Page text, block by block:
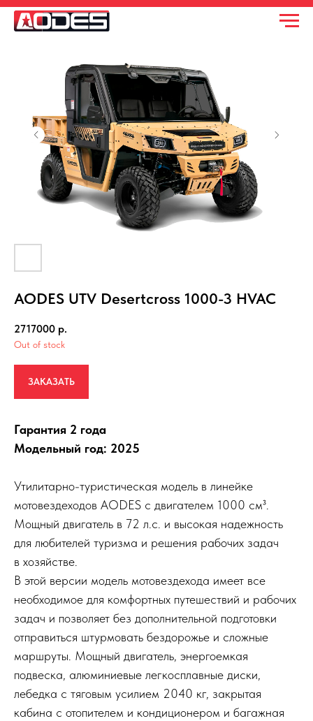
AODES UTV Desertcross 1000-3 HVAC
2717000 р.
Out of stock
ЗАКАЗАТЬ
Гарантия 2 года
Модельный год: 2025
Утилитарно-туристическая модель в линейке
мотовездеходов AODES с двигателем 1000 см³.
Мощный двигатель в 72 л.с. и высокая надежность
для любителей туризма и решения рабочих задач
в хозяйстве.
В этой версии модель мотовездехода имеет все
необходимое для комфортных путешествий и рабочих
задач и позволяет без дополнительной подготовки
отправиться штурмовать бездорожье и сложные
маршруты. Мощный двигатель, энергоемкая
подвеска, алюминиевые легкосплавные диски,
лебедка с тяговым усилием 2040 кг, закрытая
кабина с отопителем и кондиционером и багажная